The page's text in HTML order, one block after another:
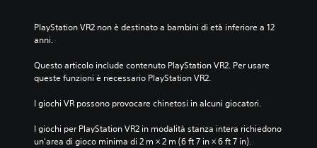
PlayStation VR2 non è destinato a bambini di età inferiore a 12
anni.
Questo articolo include contenuto PlayStation VR2. Per usare
queste funzioni è necessario PlayStation VR2.
I giochi VR possono provocare chinetosi in alcuni giocatori.
I giochi per PlayStation VR2 in modalità stanza intera richiedono
un'area di gioco minima di 2 m × 2 m (6 ft 7 in × 6 ft 7 in).